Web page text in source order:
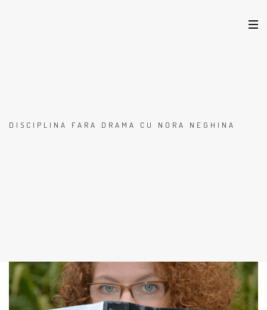
DISCIPLINA FARA DRAMA CU NORA NEGHINA